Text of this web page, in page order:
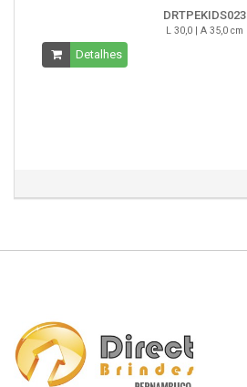
DRTPEKIDS023
L 30,0 | A 35,0 cm
Detalhes